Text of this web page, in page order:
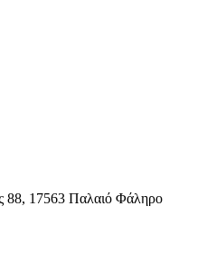
88, 17563 Παλαιό Φάληρο